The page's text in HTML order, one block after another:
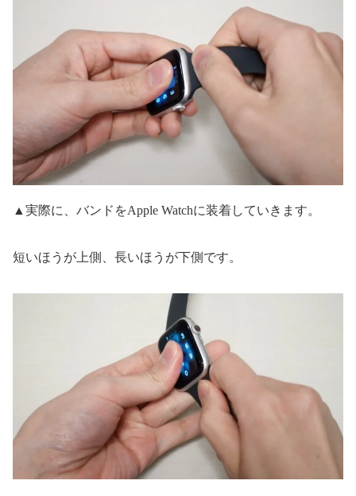
▲実際に、バンドをApple Watchに装着していきます。
短いほうが上側、長いほうが下側です。